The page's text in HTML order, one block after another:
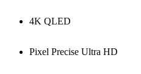
4K QLED
Pixel Precise Ultra HD